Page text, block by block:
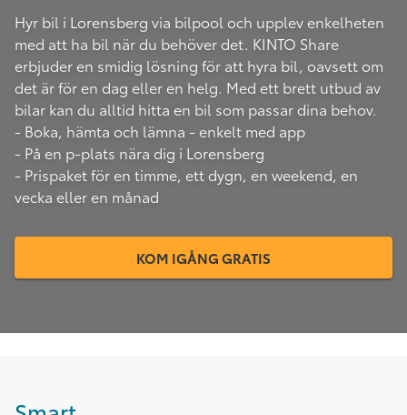
Hyr bil i Lorensberg via bilpool och upplev enkelheten
med att ha bil när du behöver det. KINTO Share
erbjuder en smidig lösning för att hyra bil, oavsett om
det är för en dag eller en helg. Med ett brett utbud av
bilar kan du alltid hitta en bil som passar dina behov.
- Boka, hämta och lämna - enkelt med app
- På en p-plats nära dig i Lorensberg
- Prispaket för en timme, ett dygn, en weekend, en
vecka eller en månad
KOM IGÅNG GRATIS